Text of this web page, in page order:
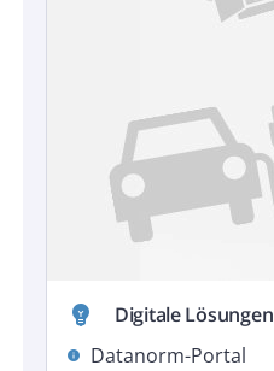
emoji_objects Digitale Lösungen
info Datanorm-Portal